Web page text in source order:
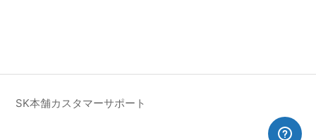
SK本舗カスタマーサポート